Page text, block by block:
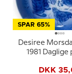
SPAR 65%
Desiree
1981
DKK